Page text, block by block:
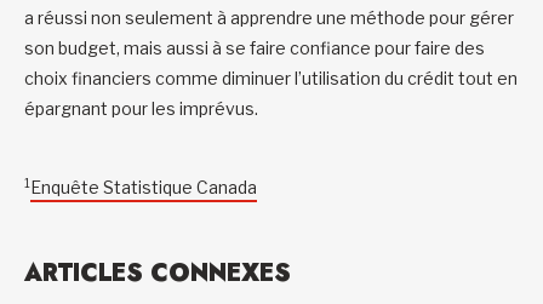
a réussi non seulement à apprendre une méthode pour gérer
son budget, mais aussi à se faire confiance pour faire des
choix financiers comme diminuer l’utilisation du crédit tout en
épargnant pour les imprévus.
1Enquête Statistique Canada
ARTICLES CONNEXES